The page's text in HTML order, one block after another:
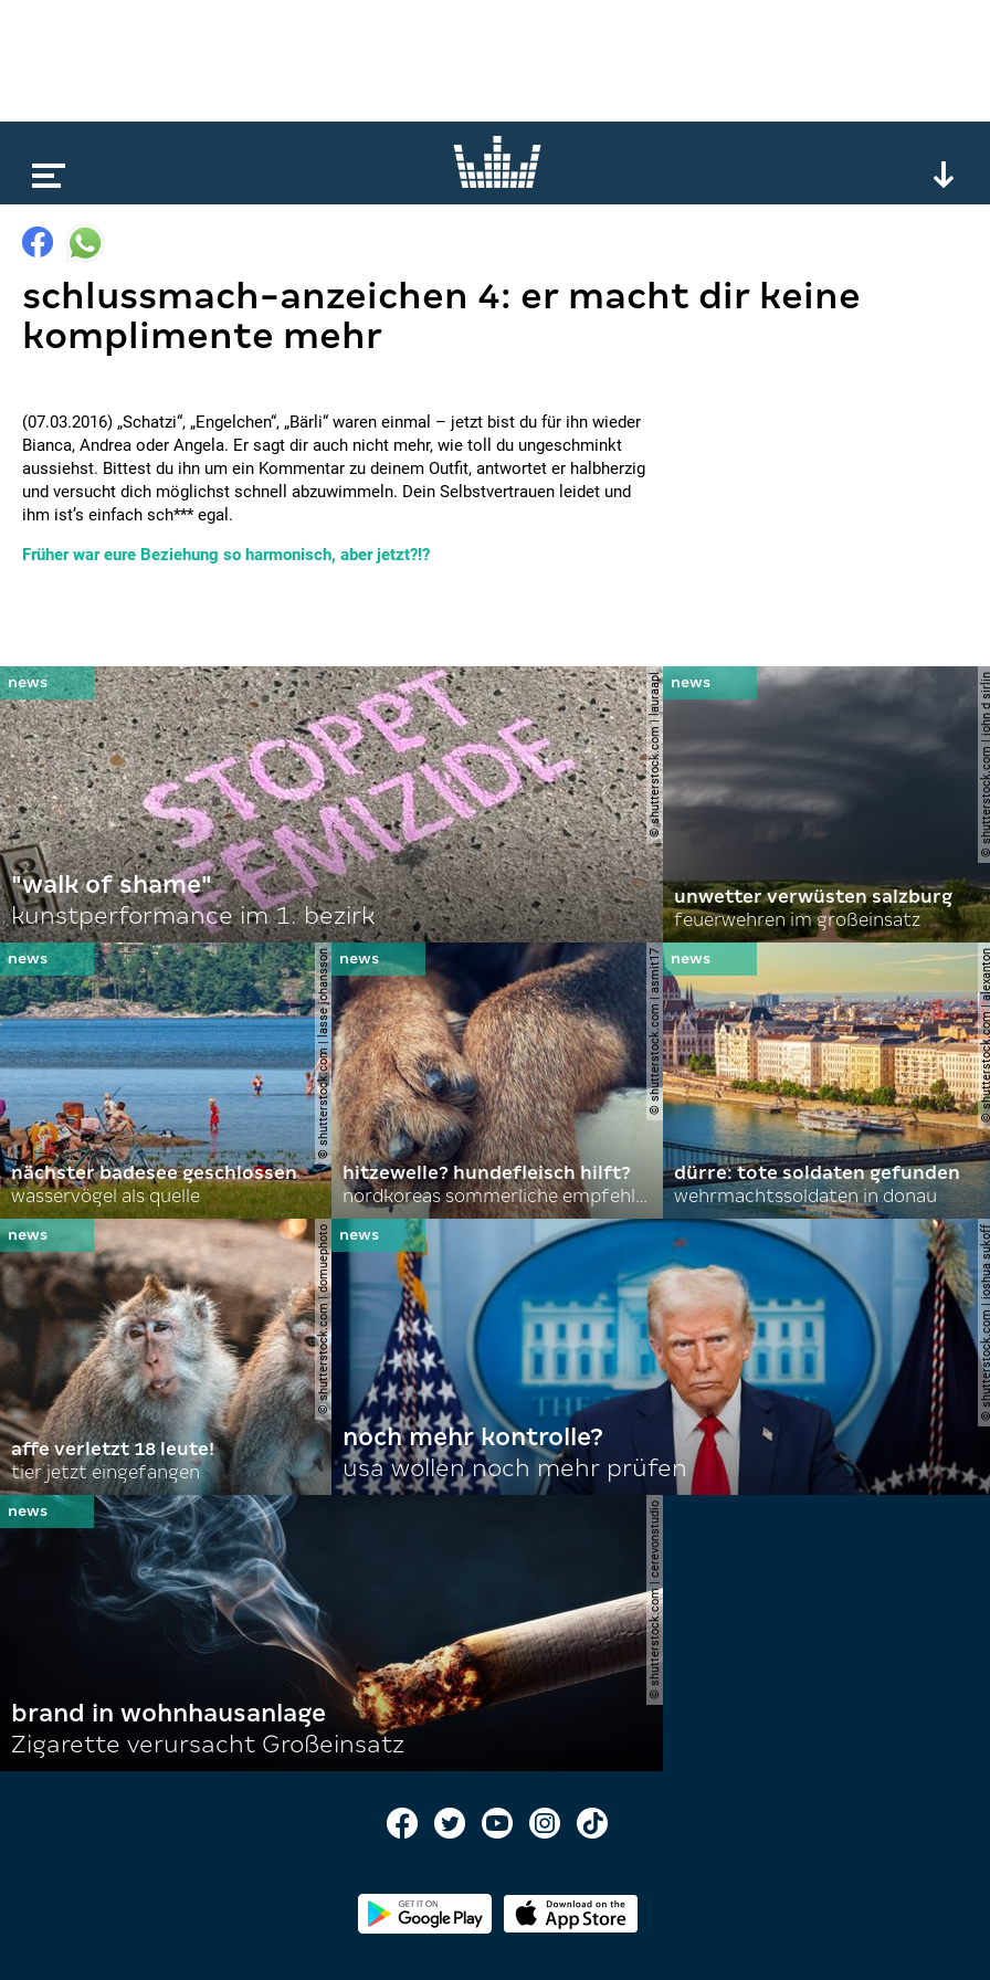
schlussmach-anzeichen 4: er macht dir keine
komplimente mehr
(07.03.2016) „Schatzi“, „Engelchen“, „Bärli“ waren einmal – jetzt bist du für ihn wieder
Bianca, Andrea oder Angela. Er sagt dir auch nicht mehr, wie toll du ungeschminkt
aussiehst. Bittest du ihn um ein Kommentar zu deinem Outfit, antwortet er halbherzig
und versucht dich möglichst schnell abzuwimmeln. Dein Selbstvertrauen leidet und
ihm ist’s einfach sch*** egal.
Früher war eure Beziehung so harmonisch, aber jetzt?!?
© shutterstock.com | lauraapl
"walk of shame"
kunstperformance im 1. bezirk
©
unwetter verwüsten salzburg
feuerwehren im großeinsatz
© shutterstock.com | lasse johansson
nächster badesee geschlossen
wasservögel als quelle
© shutterstock.com | asmit17
hitzewelle? hundefleisch hilft?
nordkoreas sommerliche empfehlungen
©
dürre: tote soldaten gefunden
wehrmachtssoldaten in donau
© shutterstock.com | domuephoto
affe verletzt 18 leute!
tier jetzt eingefangen
©
noch mehr kontrolle?
usa wollen noch mehr prüfen
© shutterstock.com | cerevonstudio
brand in wohnhausanlage
Zigarette verursacht Großeinsatz